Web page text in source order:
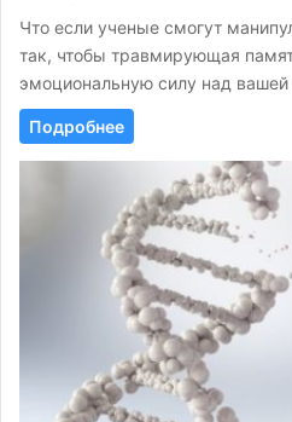
Что если ученые смогут
так, чтобы травмирующая
эмоциональную силу над
Подробнее